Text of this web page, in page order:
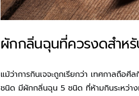
ผักกลิ่นฉุนที่ควรงดสำหรั
แม้ว่าการกินเจจะถูกเรียกว่า เทศกาลถือ
ชนิด มีผักกลิ่นฉุน 5 ชนิด ที่ห้ามกินระหว่าง